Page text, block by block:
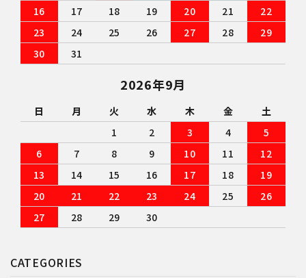
CATEGORIES
16
17 18 19 20 21
22
23
24 25 26 27 28
29
30
31
2026年9月
日 月 火 水 木 金
土
1
2 3 4
5
6
7 8 9 10 11
12
13
14 15 16 17 18
19
20
21 22 23 24 25
26
27
28 29 30